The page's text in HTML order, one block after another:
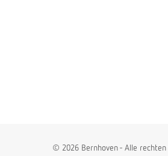
© 2026 Bernhoven - Alle rechten